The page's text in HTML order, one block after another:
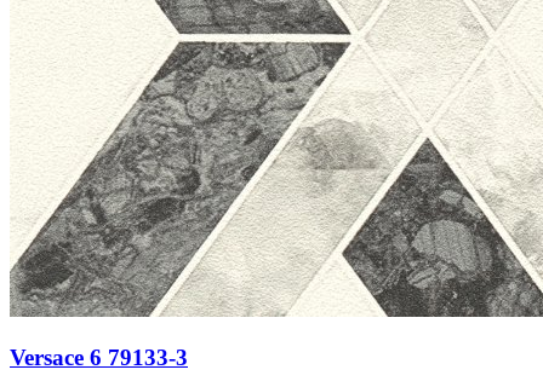
Versace 6 79133-3